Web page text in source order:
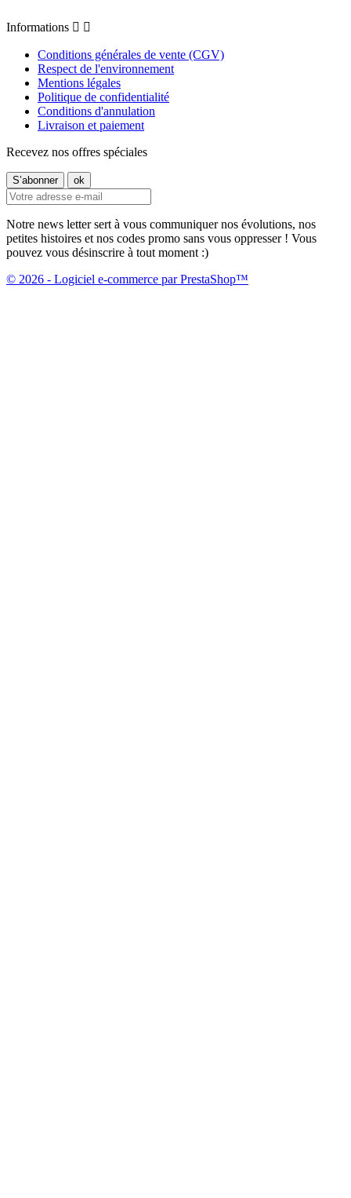
Informations  
Conditions générales de vente (CGV)
Respect de l'environnement
Mentions légales
Politique de confidentialité
Conditions d'annulation
Livraison et paiement
Recevez nos offres spéciales
Notre news letter sert à vous communiquer nos évolutions, nos
petites histoires et nos codes promo sans vous oppresser ! Vous
pouvez vous désinscrire à tout moment :)
© 2026 - Logiciel e-commerce par PrestaShop™